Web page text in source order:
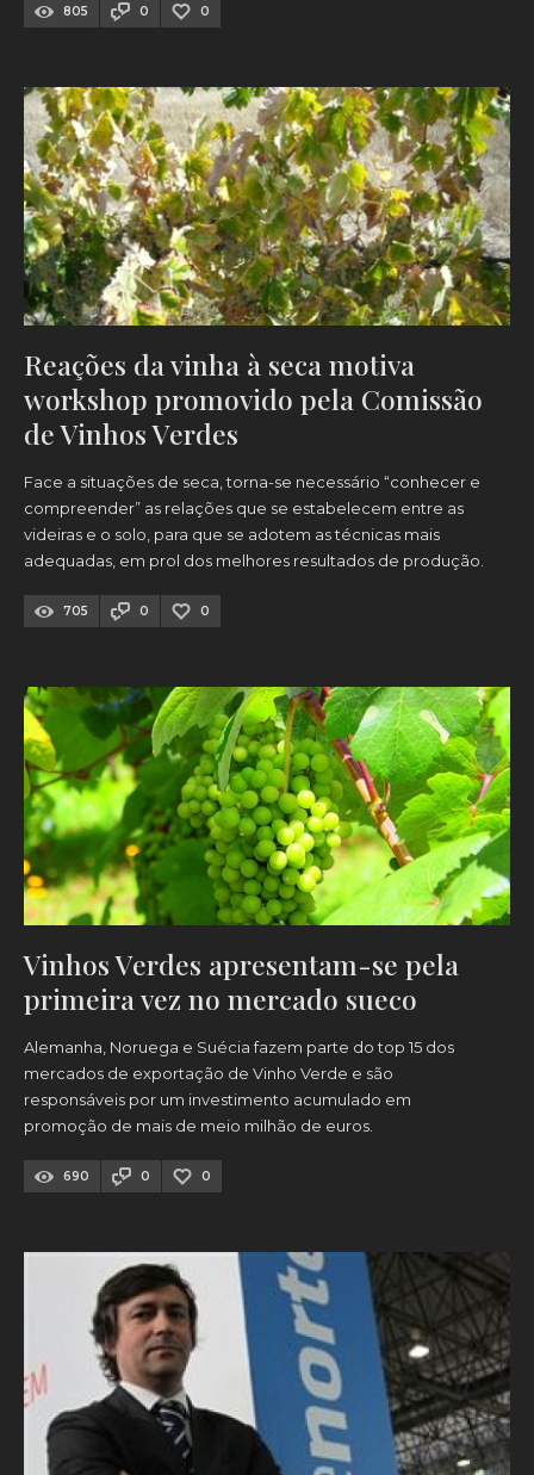
805 0 0
Reações da vinha à seca motiva
workshop promovido pela Comissão
de Vinhos Verdes
Face a situações de seca, torna-se necessário “conhecer e
compreender” as relações que se estabelecem entre as
videiras e o solo, para que se adotem as técnicas mais
adequadas, em prol dos melhores resultados de produção.
705 0 0
Vinhos Verdes apresentam-se pela
primeira vez no mercado sueco
Alemanha, Noruega e Suécia fazem parte do top 15 dos
mercados de exportação de Vinho Verde e são
responsáveis por um investimento acumulado em
promoção de mais de meio milhão de euros.
690 0 0